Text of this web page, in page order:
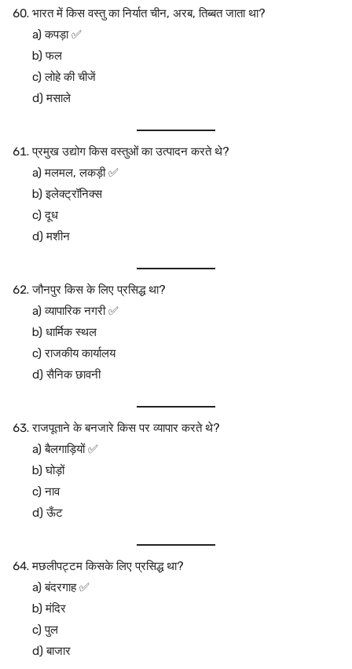
भारत में किस वस्तु का निर्यात चीन, अरब, तिब्बत जाता था?
a) कपड़ा ✅
b) फल
c) लोहे की चीजें
d) मसाले
प्रमुख उद्योग किस वस्तुओं का उत्पादन करते थे?
a) मलमल, लकड़ी ✅
b) इलेक्ट्रॉनिक्स
c) दूध
d) मशीन
जौनपुर किस के लिए प्रसिद्ध था?
a) व्यापारिक नगरी ✅
b) धार्मिक स्थल
c) राजकीय कार्यालय
d) सैनिक छावनी
राजपूताने के बनजारे किस पर व्यापार करते थे?
a) बैलगाड़ियों ✅
b) घोड़ों
c) नाव
d) ऊँट
मछलीपट्टम किसके लिए प्रसिद्ध था?
a) बंदरगाह ✅
b) मंदिर
c) पुल
d) बाजार